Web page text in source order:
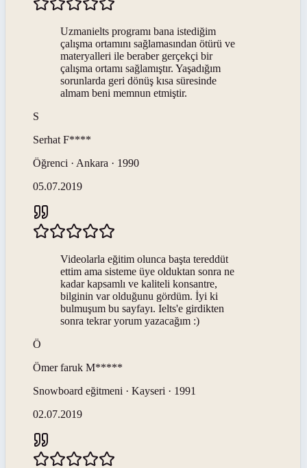
Uzmanielts programı bana istediğim
çalışma ortamını sağlamasından ötürü ve
materyalleri ile beraber gerçekçi bir
çalışma ortamı sağlamıştır. Yaşadığım
sorunlarda geri dönüş kısa süresinde
almam beni memnun etmiştir.
S
Serhat F****
Öğrenci · Ankara · 1990
05.07.2019
Videolarla eğitim olunca başta tereddüt
ettim ama sisteme üye olduktan sonra ne
kadar kapsamlı ve kaliteli konsantre,
bilginin var olduğunu gördüm. İyi ki
bulmuşum bu sayfayı. Ielts'e girdikten
sonra tekrar yorum yazacağım :)
Ö
Ömer faruk M*****
Snowboard eğitmeni · Kayseri · 1991
02.07.2019